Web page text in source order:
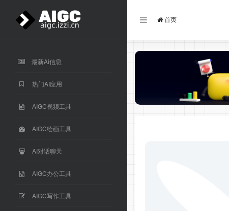
最新Ai信息
热门AI应用
AIGC视频工具
AIGC绘画工具
AI对话聊天
AIGC办公工具
AIGC写作工具
首页